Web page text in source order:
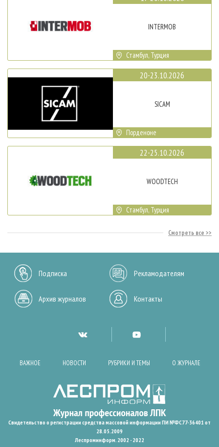
INTERMOB
Стамбул, Турция
20-23.10.2026
SICAM
Порденоне
22-25.10.2026
WOODTECH
Стамбул, Турция
Смотреть все
Подписка Рекламодателям
Архив журналов Контакты
ВАЖНОЕ НОВОСТИ РУБРИКИ И ТЕМЫ О ЖУРНАЛЕ
Свидетельство о регистрации средства массовой информации ПИ №ФС77-36401 от
28.05.2009
Леспроминформ. 2002 - 2022